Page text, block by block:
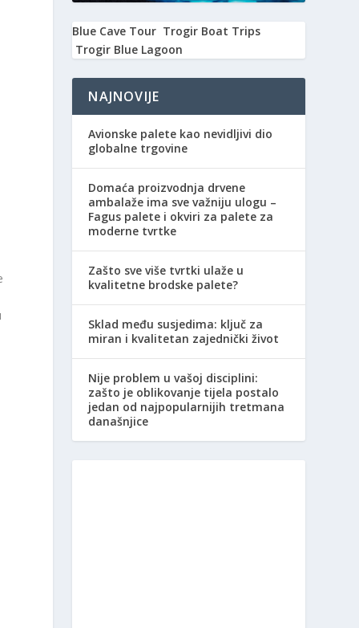
Blue Cave Tour Trogir Boat Trips
Trogir Blue Lagoon
NAJNOVIJE
Avionske palete kao nevidljivi dio
globalne trgovine
Domaća proizvodnja drvene
ambalaže ima sve važniju ulogu –
Fagus palete i okviri za palete za
moderne tvrtke
Zašto sve više tvrtki ulaže u
kvalitetne brodske palete?
Sklad među susjedima: ključ za
miran i kvalitetan zajednički život
Nije problem u vašoj disciplini:
zašto je oblikovanje tijela postalo
jedan od najpopularnijih tretmana
današnjice